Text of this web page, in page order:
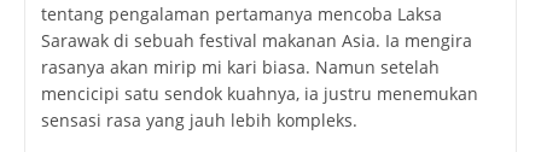
tentang pengalaman pertamanya mencoba Laksa
Sarawak di sebuah festival makanan Asia. Ia mengira
rasanya akan mirip mi kari biasa. Namun setelah
mencicipi satu sendok kuahnya, ia justru menemukan
sensasi rasa yang jauh lebih kompleks.